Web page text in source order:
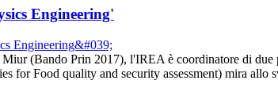
Engineering'
(Bando Prin 2017), l'IREA è coordinatore di
for Food quality and security assessment) mira